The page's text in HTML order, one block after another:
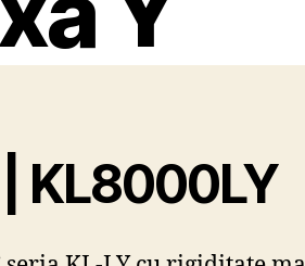
KL8000LY